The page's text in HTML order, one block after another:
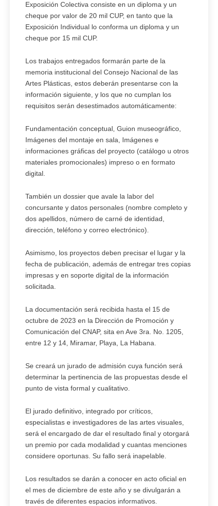
Exposición Colectiva consiste en un diploma y un
cheque por valor de 20 mil CUP, en tanto que la
Exposición Individual lo conforma un diploma y un
cheque por 15 mil CUP.
Los trabajos entregados formarán parte de la
memoria institucional del Consejo Nacional de las
Artes Plásticas, estos deberán presentarse con la
información siguiente, y los que no cumplan los
requisitos serán desestimados automáticamente:
Fundamentación conceptual, Guion museográfico,
Imágenes del montaje en sala, Imágenes e
informaciones gráficas del proyecto (catálogo u otros
materiales promocionales) impreso o en formato
digital.
También un dossier que avale la labor del
concursante y datos personales (nombre completo y
dos apellidos, número de carné de identidad,
dirección, teléfono y correo electrónico).
Asimismo, los proyectos deben precisar el lugar y la
fecha de publicación, además de entregar tres copias
impresas y en soporte digital de la información
solicitada.
La documentación será recibida hasta el 15 de
octubre de 2023 en la Dirección de Promoción y
Comunicación del CNAP, sita en Ave 3ra. No. 1205,
entre 12 y 14, Miramar, Playa, La Habana.
Se creará un jurado de admisión cuya función será
determinar la pertinencia de las propuestas desde el
punto de vista formal y cualitativo.
El jurado definitivo, integrado por críticos,
especialistas e investigadores de las artes visuales,
será el encargado de dar el resultado final y otorgará
un premio por cada modalidad y cuantas menciones
considere oportunas. Su fallo será inapelable.
Los resultados se darán a conocer en acto oficial en
el mes de diciembre de este año y se divulgarán a
través de diferentes espacios informativos.